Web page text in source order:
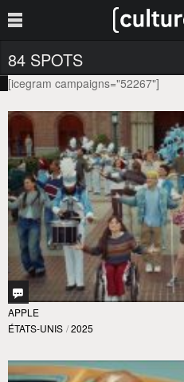
84 SPOTS
[icegram campaigns="52267"]
APPLE
ÉTATS-UNIS / 2025